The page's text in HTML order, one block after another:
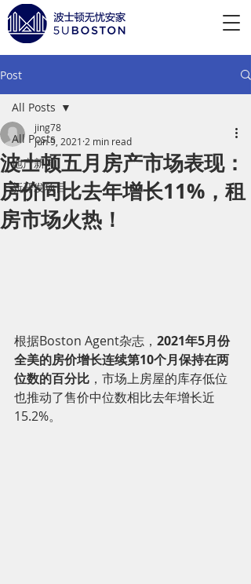
Post
All Posts
地产新闻
新开发项目
All Posts
波士顿五月房产市场表现：
房价同比去年增长11%，租
房市场火热！
jing78
Jun 9, 2021 2 min read
根据Boston Agent杂志， 2021年5月份
全美的房价增长连续第10个月保持在两
位数的百分比 ，市场上房屋的库存低位
也推动了售价中位数相比去年增长近
15.2%。